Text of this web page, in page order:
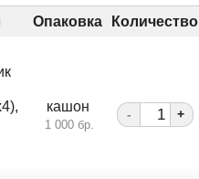
Опаковка Количество
кашон
1 000 бр.
- +